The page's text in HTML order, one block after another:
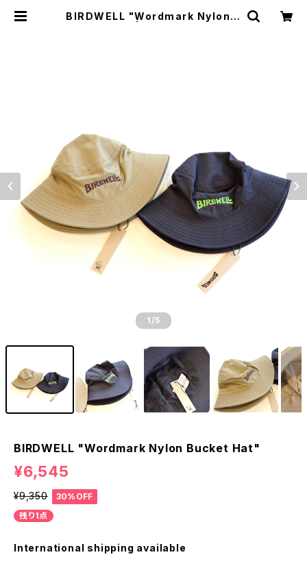
BIRDWELL "Wordmark Nylon B
1 /5
BIRDWELL "Wordmark Nylon Bucket Hat"
¥6,545
¥9,350
30%OFF
残り1点
International shipping available